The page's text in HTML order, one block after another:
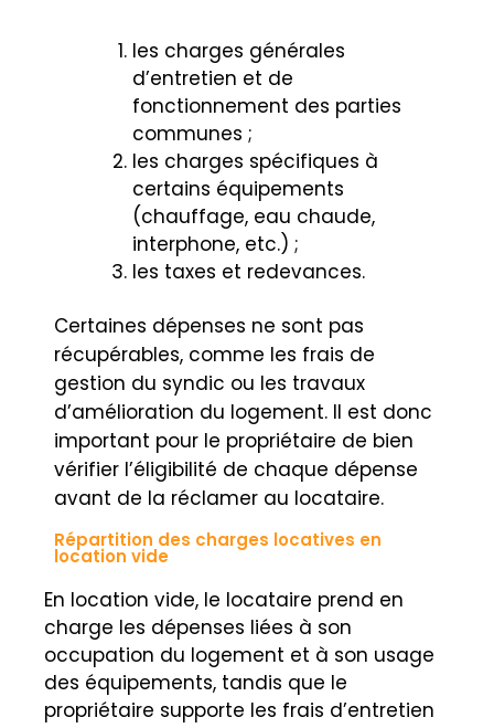
les charges générales
d’entretien et de
fonctionnement des parties
communes ;
les charges spécifiques à
certains équipements
(chauffage, eau chaude,
interphone, etc.) ;
les taxes et redevances.
Certaines dépenses ne sont pas
récupérables, comme les frais de
gestion du syndic ou les travaux
d’amélioration du logement. Il est donc
important pour le propriétaire de bien
vérifier l’éligibilité de chaque dépense
avant de la réclamer au locataire.
Répartition des charges locatives en
location vide
En location vide, le locataire prend en
charge les dépenses liées à son
occupation du logement et à son usage
des équipements, tandis que le
propriétaire supporte les frais d’entretien